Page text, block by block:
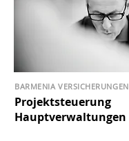
Projektsteuerung
Hauptverwaltungen
BARMENIA VERSICHERUNGEN